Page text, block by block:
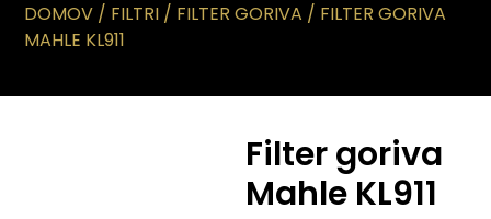
DOMOV / FILTRI / FILTER GORIVA / FILTER GORIVA
MAHLE KL911
Filter goriva
Mahle KL911